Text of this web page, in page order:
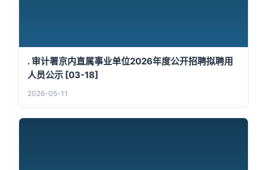
. 审计署京内直属事业单位2026年度公开招聘拟聘用
人员公示 [03-18]
2026-05-11